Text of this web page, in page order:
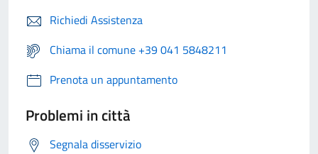
Richiedi Assistenza
Chiama il comune +39 041 5848211
Prenota un appuntamento
Problemi in città
Segnala disservizio